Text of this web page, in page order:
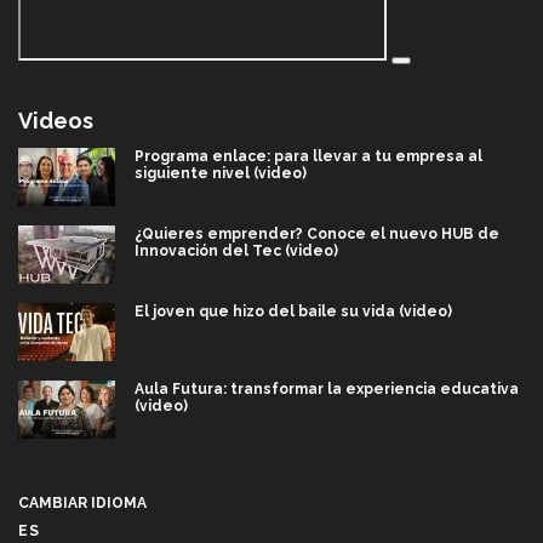
Videos
Programa enlace: para llevar a tu empresa al
siguiente nivel (video)
¿Quieres emprender? Conoce el nuevo HUB de
Innovación del Tec (video)
El joven que hizo del baile su vida (video)
Aula Futura: transformar la experiencia educativa
(video)
CAMBIAR IDIOMA
ES